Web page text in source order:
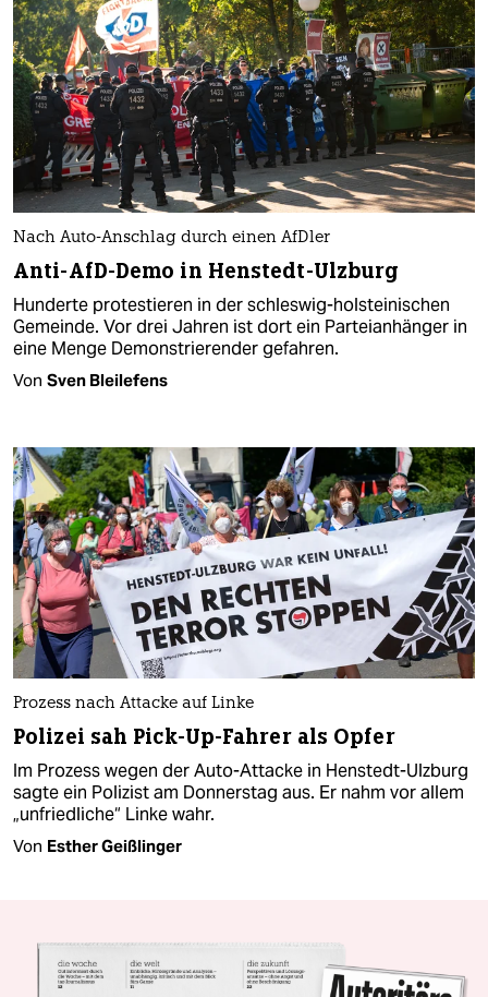
Nach Auto-Anschlag durch einen AfDler
Anti-AfD-Demo in Henstedt-Ulzburg
Hunderte protestieren in der schleswig-holsteinischen
Gemeinde. Vor drei Jahren ist dort ein Parteianhänger in
eine Menge Demonstrierender gefahren.
Von Sven Bleilefens
Prozess nach Attacke auf Linke
Polizei sah Pick-Up-Fahrer als Opfer
Im Prozess wegen der Auto-Attacke in Henstedt-Ulzburg
sagte ein Polizist am Donnerstag aus. Er nahm vor allem
„unfriedliche“ Linke wahr.
Von Esther Geißlinger